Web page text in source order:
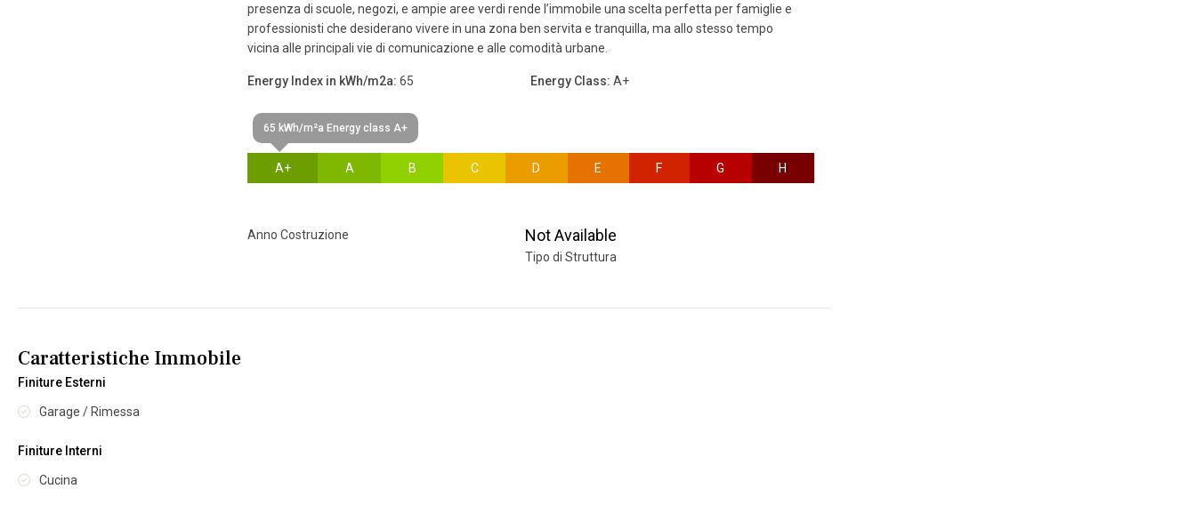
presenza di scuole, negozi, e ampie aree verdi rende l’immobile una scelta perfetta per famiglie e
professionisti che desiderano vivere in una zona ben servita e tranquilla, ma allo stesso tempo
vicina alle principali vie di comunicazione e alle comodità urbane.
Energy Index in kWh/m2a: 65 Energy Class: A+
65 kWh/m²a Energy class A+
A+ A B C D E F G H
Anno Costruzione Not Available
Tipo di Struttura
Caratteristiche Immobile
Finiture Esterni
Garage / Rimessa
Finiture Interni
Cucina